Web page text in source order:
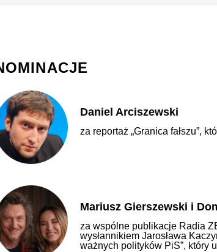
Daniel Arciszewski
za reportaż „Granica fałszu”,
Mariusz Gierszewski i
za wspólne publikacje Radia
wysłannikiem Jarosława
ważnych polityków PiS”, który